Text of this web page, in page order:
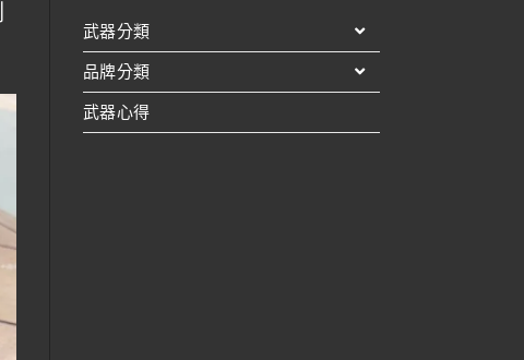
武器分類
品牌分類
武器心得